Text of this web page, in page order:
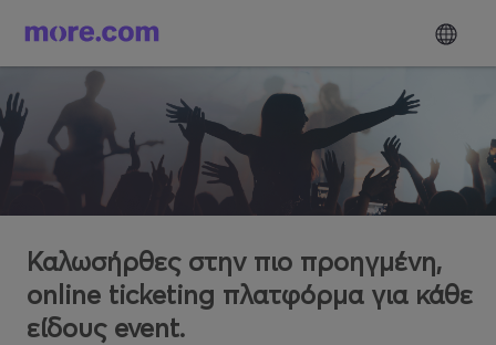
Καλωσήρθες στην πιο προηγμένη,
online ticketing πλατφόρμα για κάθε
είδους event.